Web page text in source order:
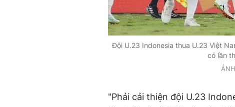
Đội U.23 Indonesia thua U.23 Việt
có lần
"Phải cải thiện đội U.23